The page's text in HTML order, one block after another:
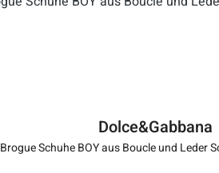
Dolce&Gabbana
Brogue Schuhe BOY aus Boucle und Leder